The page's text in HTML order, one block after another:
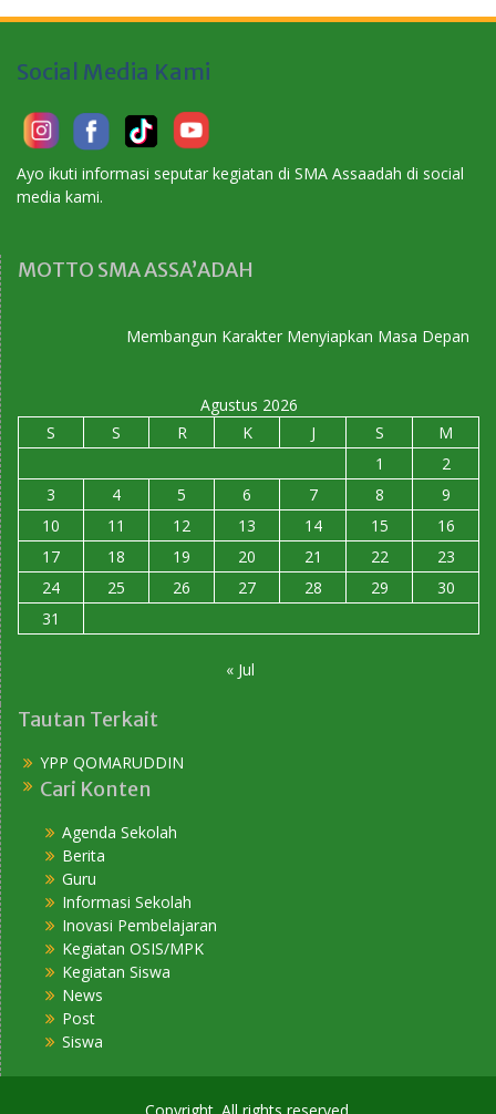
Social Media Kami
Ayo ikuti informasi seputar kegiatan di SMA Assaadah di social
media kami.
MOTTO SMA ASSA’ADAH
Membangun Karakter Menyiapkan Masa Depan
Agustus 2026
S
S R K J S
M
1
2
3
4 5 6 7 8
9
10
11 12 13 14 15
16
17
18 19 20 21 22
23
24
25 26 27 28 29
30
31
« Jul
Tautan Terkait
YPP QOMARUDDIN
Cari Konten
Agenda Sekolah
Berita
Guru
Informasi Sekolah
Inovasi Pembelajaran
Kegiatan OSIS/MPK
Kegiatan Siswa
News
Post
Siswa